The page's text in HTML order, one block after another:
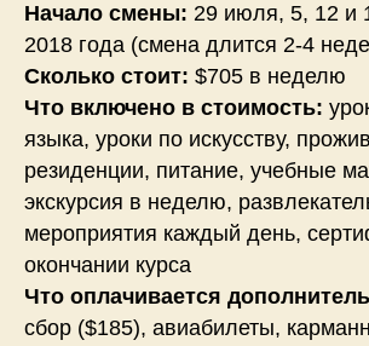
Начало смены: 29 июля, 5, 12 и
2018 года (смена длится 2-4
Сколько стоит: $705 в неделю
Что включено в стоимость:
языка, уроки по искусству,
резиденции, питание, учебные
экскурсия в неделю,
мероприятия каждый день,
окончании курса
Что оплачивается
сбор ($185), авиабилеты,